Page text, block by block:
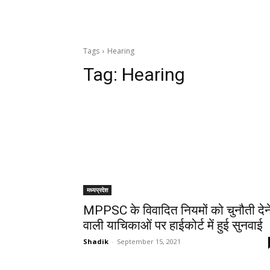
Tags Hearing
Tag: Hearing
मध्यप्रदेश
MPPSC के विवादित नियमों को चुनौती
वाली याचिकाओं पर हाईकोर्ट में हुई सुनवाई
Shadik - September 15, 2021